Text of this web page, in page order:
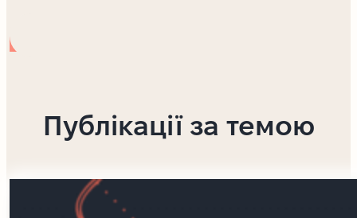
Публікації за темою